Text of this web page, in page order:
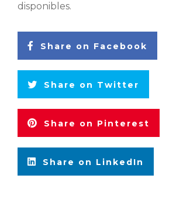
disponibles.
Share on Facebook
Share on Twitter
Share on Pinterest
Share on LinkedIn